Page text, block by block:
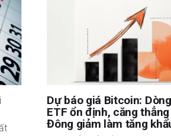
viết, tại thời điểm viết bài, tác giả không nắm giữ vị
hệ kinh doanh với bất kỳ công ty nào được đề
cá nhân hóa. Tác giả không cam đoan về tính
trách nhiệm về bất kỳ sai sót, thiếu sót hoặc bất kỳ
sử dụng thông tin này. Ngoại trừ các lỗi và thiếu
đã đăng ký và không có nội dung nào trong bài viết
Dự báo giá Bitcoin:
ETF ổn định, căng
Đông giảm làm tăng